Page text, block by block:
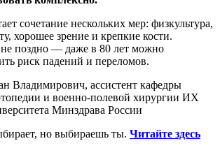
сочетание нескольких мер: физкультура,
хорошее зрение и крепкие кости.
не поздно — даже в 80 лет можно
риск падений и переломов.
Владимирович, ассистент кафедры
и военно-полевой хирургии ИХ
Минздрава России
но выбираешь ты. Читайте здесь